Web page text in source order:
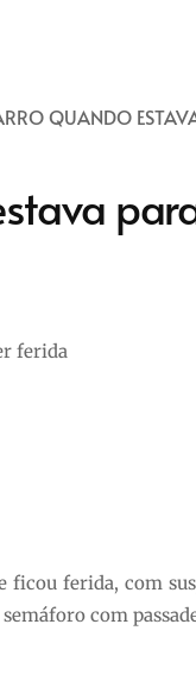
QUANDO
ficou ferida, com
com